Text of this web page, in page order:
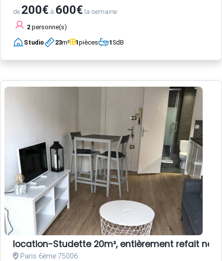
de 200€ à 600€ la semaine
2 personne(s)
Studio 23m² 1pièces 1SdB
location-Studette 20m², entièrement refait neuf
Paris 6ème 75006